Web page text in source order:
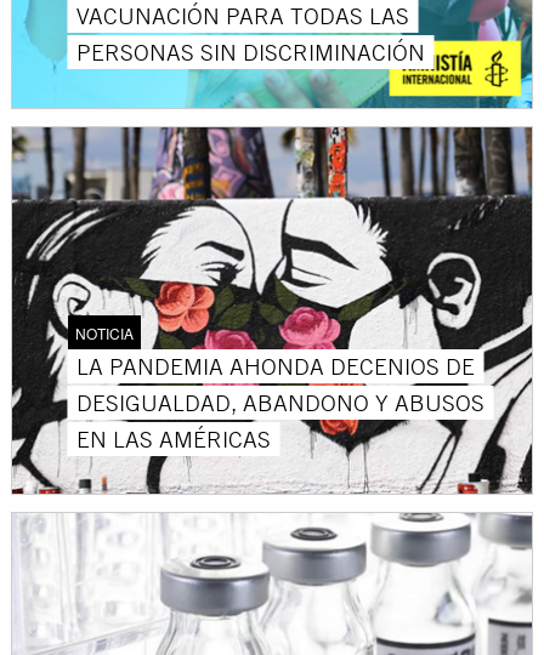
VACUNACIÓN PARA TODAS LAS
PERSONAS SIN DISCRIMINACIÓN
NOTICIA
LA PANDEMIA AHONDA DECENIOS DE
DESIGUALDAD, ABANDONO Y ABUSOS
EN LAS AMÉRICAS